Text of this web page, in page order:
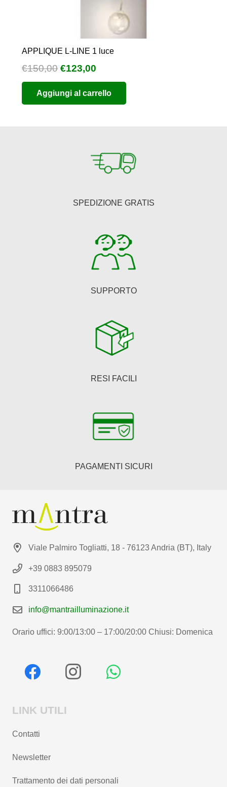
APPLIQUE L-LINE 1 luce
€150,00 Il
prezzo
originale
era:
€123,00
prezzo
attuale
è:
Aggiungi al carrello
SPEDIZIONE GRATIS
SUPPORTO
RESI FACILI
PAGAMENTI SICURI
Viale Palmiro Togliatti, 18 - 76123 Andria (BT), Italy
+39 0883 895079
3311066486
info@mantrailluminazione.it
Orario uffici: 9:00/13:00 – 17:00/20:00 Chiusi: Domenica
LINK UTILI
Contatti
Newsletter
Trattamento dei dati personali